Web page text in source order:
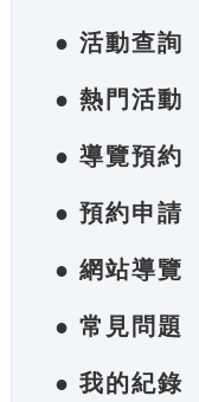
● 活動查詢
● 熱門活動
● 導覽預約
● 預約申請
● 網站導覽
● 常見問題
● 我的紀錄